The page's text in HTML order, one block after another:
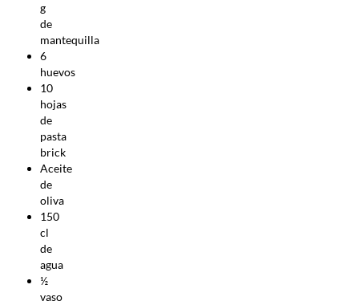
g
de
mantequilla
6
huevos
10
hojas
de
pasta
brick
Aceite
de
oliva
150
cl
de
agua
½
vaso